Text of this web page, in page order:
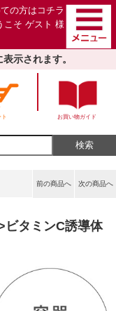
の方は コチラ
こそ ゲスト 様
示されます。
ト お買い物ガイド
次の商品へ
前の商品へ
タミンC誘導体